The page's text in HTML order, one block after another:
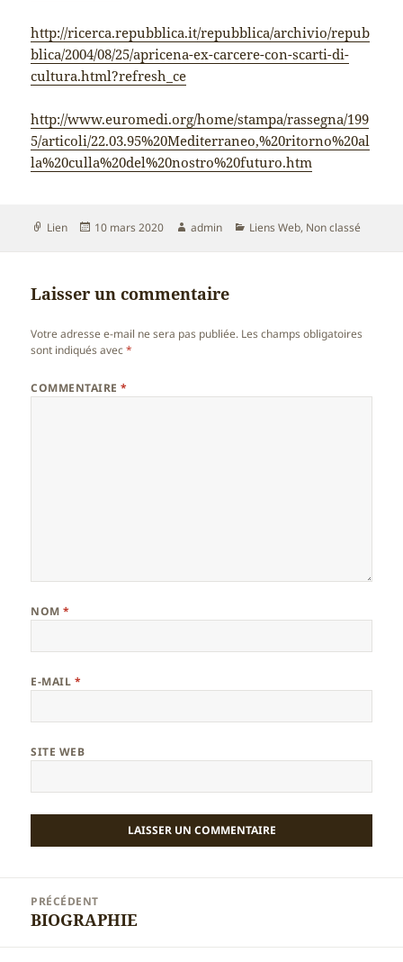
http://ricerca.repubblica.it/repubblica/archivio/repub
blica/2004/08/25/apricena-ex-carcere-con-scarti-di-
cultura.html?refresh_ce
http://www.euromedi.org/home/stampa/rassegna/199
5/articoli/22.03.95%20Mediterraneo,%20ritorno%20al
la%20culla%20del%20nostro%20futuro.htm
Format
Lien
Publié
10 mars 2020 Auteur
admin Catégories
Liens Web, Non classé
Laisser un commentaire
Votre adresse e-mail ne sera pas publiée. Les champs obligatoires
sont indiqués avec*
COMMENTAIRE*
NOM*
E-MAIL *
SITE WEB
l’article
PRÉCÉDENT
Article
BIOGRAPHIE